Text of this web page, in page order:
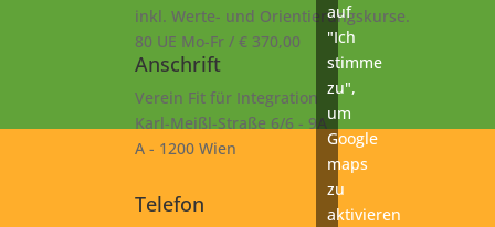
inkl. Werte- und Orientierungskurse.
80 UE Mo-Fr / € 370,00
Anschrift
Verein Fit für Integration
Karl-Meißl-Straße 6/6 - 9A
A - 1200 Wien
Telefon
auf
"Ich
stimme
zu",
um
Google
maps
zu
aktivieren